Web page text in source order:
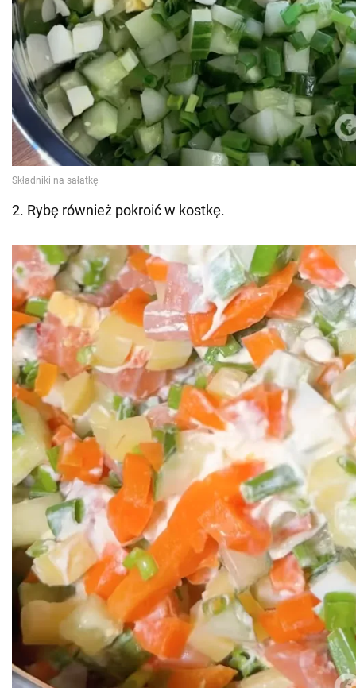
2. Rybę również pokroić w kostkę.